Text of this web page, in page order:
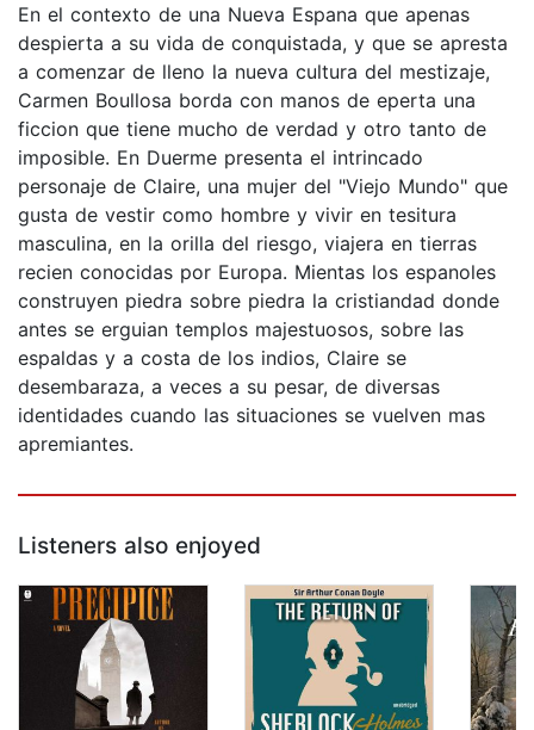
En el contexto de una Nueva Espana que apenas
despierta a su vida de conquistada, y que se apresta
a comenzar de lleno la nueva cultura del mestizaje,
Carmen Boullosa borda con manos de eperta una
ficcion que tiene mucho de verdad y otro tanto de
imposible. En Duerme presenta el intrincado
personaje de Claire, una mujer del "Viejo Mundo" que
gusta de vestir como hombre y vivir en tesitura
masculina, en la orilla del riesgo, viajera en tierras
recien conocidas por Europa. Mientas los espanoles
construyen piedra sobre piedra la cristiandad donde
antes se erguian templos majestuosos, sobre las
espaldas y a costa de los indios, Claire se
desembaraza, a veces a su pesar, de diversas
identidades cuando las situaciones se vuelven mas
apremiantes.
Listeners also enjoyed